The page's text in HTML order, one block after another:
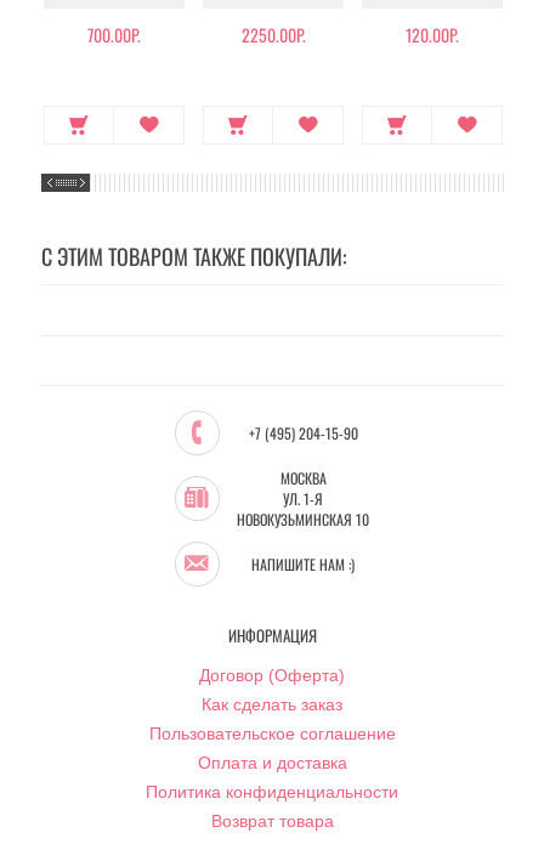
700.00Р. 2250.00Р. 120.00Р.
С ЭТИМ ТОВАРОМ ТАКЖЕ ПОКУПАЛИ:
+7 (495) 204-15-90
МОСКВА
УЛ. 1-Я
НОВОКУЗЬМИНСКАЯ 10
НАПИШИТЕ НАМ :)
ИНФОРМАЦИЯ
Договор (Оферта)
Как сделать заказ
Пользовательское соглашение
Оплата и доставка
Политика конфиденциальности
Возврат товара